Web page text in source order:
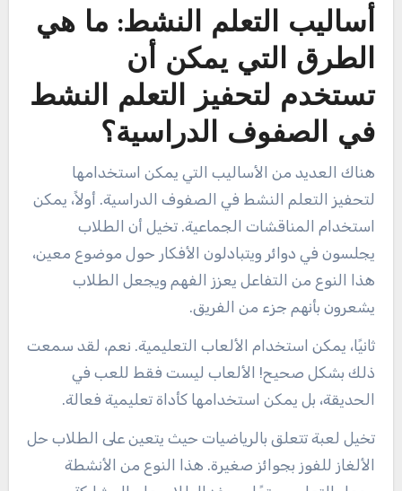
أساليب التعلم النشط: ما هي
الطرق التي يمكن أن
تستخدم لتحفيز التعلم النشط
في الصفوف الدراسية؟
هناك العديد من الأساليب التي يمكن استخدامها
لتحفيز التعلم النشط في الصفوف الدراسية. أولاً، يمكن
استخدام المناقشات الجماعية. تخيل أن الطلاب
يجلسون في دوائر ويتبادلون الأفكار حول موضوع معين،
هذا النوع من التفاعل يعزز الفهم ويجعل الطلاب
يشعرون بأنهم جزء من الفريق.
ثانيًا، يمكن استخدام الألعاب التعليمية. نعم، لقد سمعت
ذلك بشكل صحيح! الألعاب ليست فقط للعب في
الحديقة، بل يمكن استخدامها كأداة تعليمية فعالة.
تخيل لعبة تتعلق بالرياضيات حيث يتعين على الطلاب حل
الألغاز للفوز بجوائز صغيرة. هذا النوع من الأنشطة